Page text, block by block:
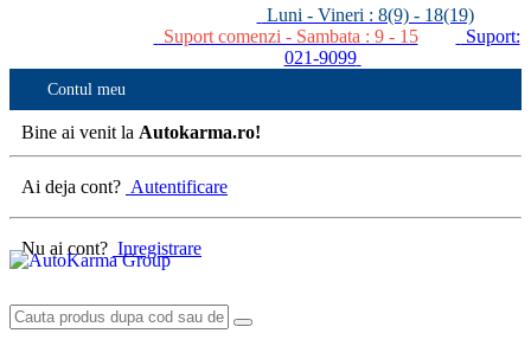
Luni - Vineri : 8(9) - 18(19)
Suport comenzi - Sambata : 9 - 15
Suport:
021-9099
Contul meu
Bine ai venit la Autokarma.ro!
Ai deja cont? Autentificare
Nu ai cont? Inregistrare